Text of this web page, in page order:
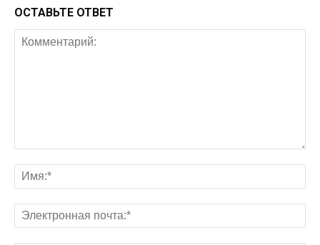
ОСТАВЬТЕ ОТВЕТ